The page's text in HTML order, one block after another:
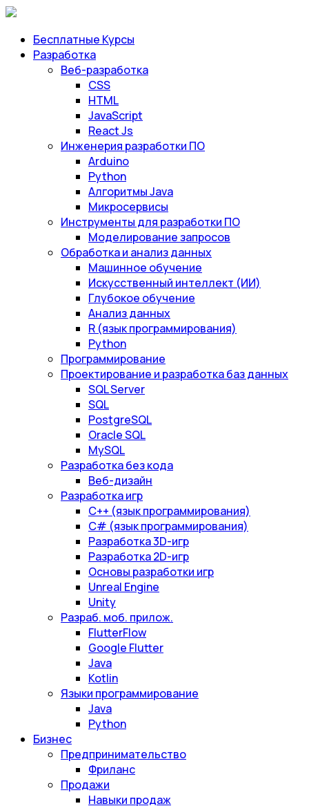
Бесплатные Курсы
Разработка
Веб-разработка
CSS
HTML
JavaScript
React Js
Инженерия разработки ПО
Arduino
Python
Алгоритмы Java
Микросервисы
Инструменты для разработки ПО
Моделирование запросов
Обработка и анализ данных
Машинное обучение
Искусственный интеллект (ИИ)
Глубокое обучение
Анализ данных
R (язык программирования)
Python
Программирование
Проектирование и разработка баз данных
SQL Server
SQL
PostgreSQL
Oracle SQL
MySQL
Разработка без кода
Веб-дизайн
Разработка игр
С++ (язык программирования)
С# (язык программирования)
Разработка 3D-игр
Разработка 2D-игр
Основы разработки игр
Unreal Engine
Unity
Разраб. моб. прилож.
FlutterFlow
Google Flutter
Java
Kotlin
Языки программирование
Java
Python
Бизнес
Предпринимательство
Фриланс
Продажи
Навыки продаж